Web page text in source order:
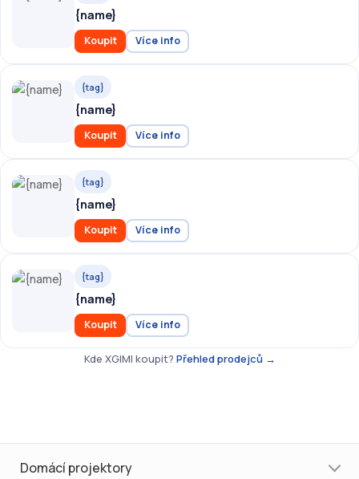
{name}
Koupit Více info
{tag}
{name}
Koupit Více info
{tag}
{name}
Koupit Více info
{tag}
{name}
Koupit Více info
Kde XGIMI koupit? Přehled prodejců →
Domácí projektory